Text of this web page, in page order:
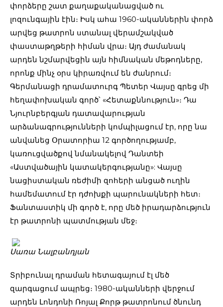
փորձերը շատ քաղաքականացված ու
լոզունգային էին։ Իսկ ահա 1960-ականներին փորձ
արվեց թատրոն ստանալ վերամշակված
փաստաթղթերի հիման վրա։ Այդ ժամանակ
արդեն նշմարվեցին այն հիմնական մեթոդները,
որոնք մինչ օրս կիրառվում են ժանրում։
Գերմանացի դրամատուրգ Պետեր Վայսը գրեց մի
հեղափոխական գործ՝ «Հետաքննություն»։ Դա
Նյուրնբերգյան դատավարության
արձանագրությունների կոմպիլացում էր, որը նա
անվանեց Օրատորիա 12 գործողությամբ,
կառուցվածքով նմանակելով Դանտեի
«Աստվածային կատակերգությանը»: Վայսը
նացիստական ռեժիմի զոհերի անցած ուղին
համեմատում էր դժոխքի պարունակների հետ։
Ֆանտաստիկ մի գործ է, որը մեծ իրադարձություն
էր թատրոնի պատմության մեջ։
Սառա Նալբանդյան
Տրիբունալ դրաման հետագայում էլ մեծ
զարգացում ապրեց։ 1980-ականների վերջում
արդեն Լոնդոնի Ռոյալ Քորթ թատրոնում ծնունդ